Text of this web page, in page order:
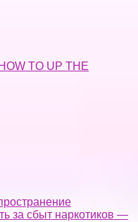
TO UP THE
за сбыт наркотиков —